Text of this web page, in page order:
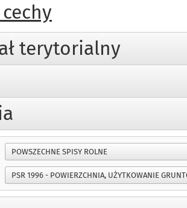
terytorialny